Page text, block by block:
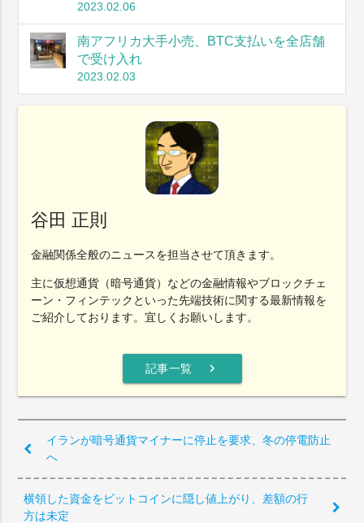
2023.02.06
南アフリカ大手小売、BTC支払いを全店舗
で受け入れ
2023.02.03
谷田 正則
金融関係全般のニュースを担当させて頂きます。
主に仮想通貨（暗号通貨）などの金融情報やブロックチェ
ーン・フィンテックといった先端技術に関する最新情報を
ご紹介しております。宜しくお願いします。
記事一覧 chevron_right
イランが暗号通貨マイナーに停止を要求、冬の停電防止
へ
横領した資金をビットコインに隠し値上がり、差額の行
方は未定